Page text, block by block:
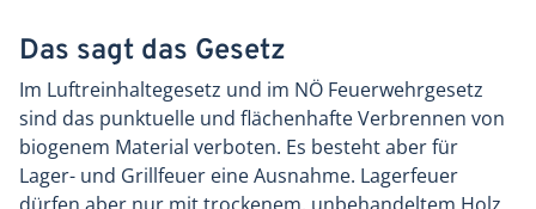
Das sagt das Gesetz
Im Luftreinhaltegesetz und im NÖ Feuerwehrgesetz
sind das punktuelle und flächenhafte Verbrennen von
biogenem Material verboten. Es besteht aber für
Lager- und Grillfeuer eine Ausnahme. Lagerfeuer